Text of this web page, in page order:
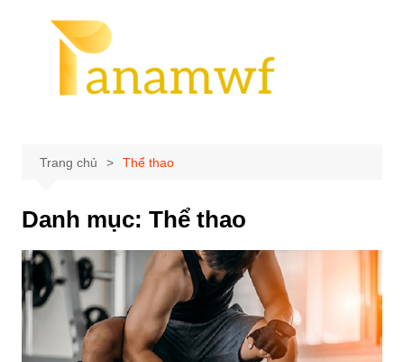
Trang chủ Thể thao
Danh mục: Thể thao